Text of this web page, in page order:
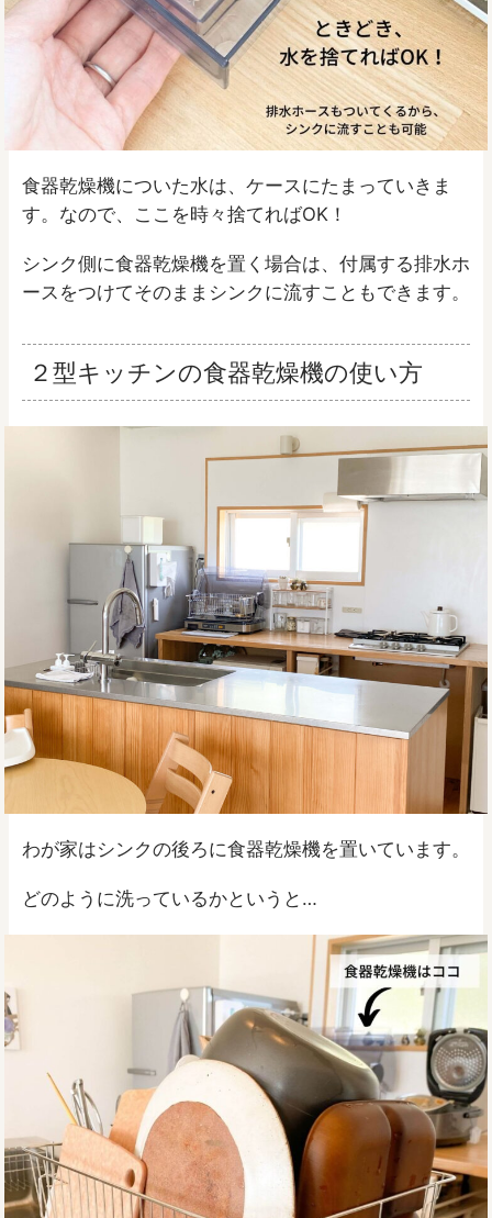
食器乾燥機についた水は、ケースにたまっていきま
す。なので、ここを時々捨てればOK！
シンク側に食器乾燥機を置く場合は、付属する排水ホ
ースをつけてそのままシンクに流すこともできます。
２型キッチンの食器乾燥機の使い方
わが家はシンクの後ろに食器乾燥機を置いています。
どのように洗っているかというと…